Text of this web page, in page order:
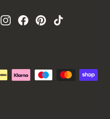
InstagramFacebookPinterest